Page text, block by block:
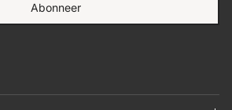
Abonneer